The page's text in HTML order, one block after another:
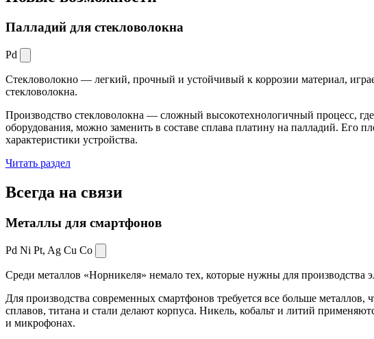
Палладий для стекловолокна
Pd
Стекловолокно — легкий, прочный и устойчивый к коррозии материал,
стекловолокна.
Производство стекловолокна — сложный высокотехнологичный процесс,
оборудования, можно заменить в составе сплава платину на палладий. Его
характеристики устройства.
Читать раздел
Всегда на связи
Металлы для смартфонов
Pd Ni Pt, Ag Cu Co
Среди металлов «Норникеля» немало тех, которые нужны для производства
Для производства современных смартфонов требуется все больше
сплавов, титана и стали делают корпуса. Никель, кобальт и литий
и микрофонах.